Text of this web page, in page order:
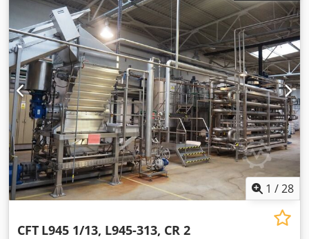
1 /28
CFT L945 1/13, L945-313, CR 2